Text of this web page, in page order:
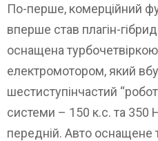
По-перше, комерційний
вперше став плагін-
оснащена
електромотором, який
шестиступінчастий
системи – 150 к.с. та 350
передній. Авто оснащене